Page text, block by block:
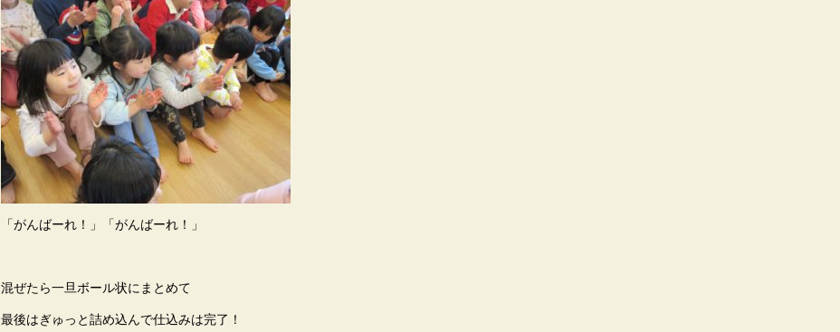
「がんばーれ！」「がんばーれ！」
混ぜたら一旦ボール状にまとめて
最後はぎゅっと詰め込んで仕込みは完了！